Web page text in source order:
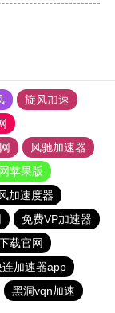
旋风加速
风驰加速器
苹果版
加速度器
免费VP加速器
载官网
连加速器app
黑洞vqn加速